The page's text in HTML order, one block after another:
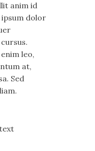
anim id
dolor
leo,
at,
Sed